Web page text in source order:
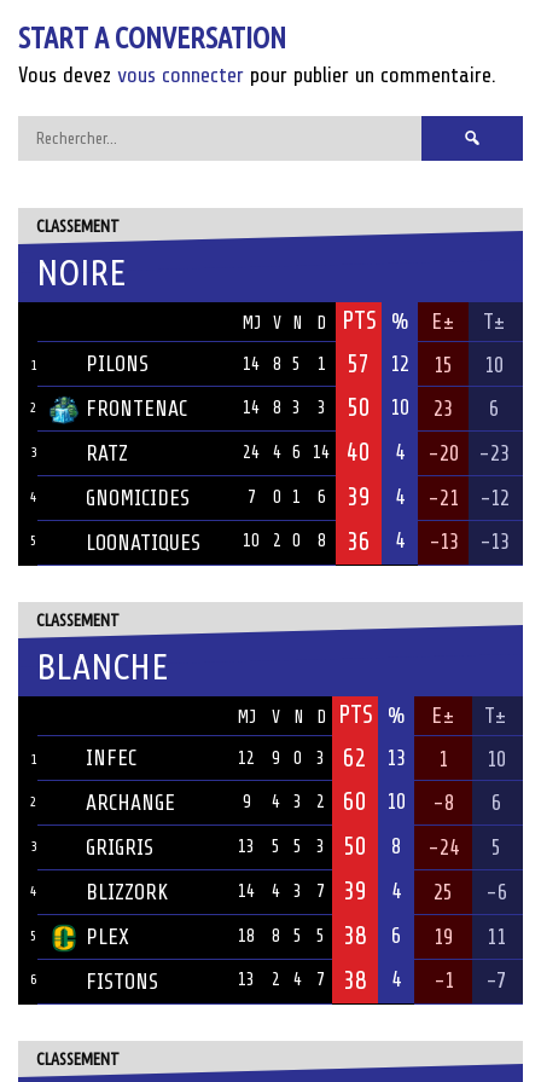
START A CONVERSATION
Vous devez vous connecter pour publier un commentaire.
Rechercher :
CLASSEMENT
NOIRE
MJ V N D PTS % E± T±
1 PILONS 14 8 5 1 57 12 15 10
2 FRONTENAC 14 8 3 3 50 10 23 6
3 RATZ 24 4 6 14 40 4 -20 -23
4 GNOMICIDES 7 0 1 6 39 4 -21 -12
5 LOONATIQUES 10 2 0 8 36 4 -13 -13
CLASSEMENT
BLANCHE
MJ V N D PTS % E± T±
1 INFEC 12 9 0 3 62 13 1 10
2 ARCHANGE 9 4 3 2 60 10 -8 6
3 GRIGRIS 13 5 5 3 50 8 -24 5
4 BLIZZORK 14 4 3 7 39 4 25 -6
5 PLEX 18 8 5 5 38 6 19 11
6 FISTONS 13 2 4 7 38 4 -1 -7
CLASSEMENT